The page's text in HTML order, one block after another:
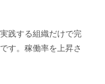
践する組織だけで完
す。稼働率を上昇さ